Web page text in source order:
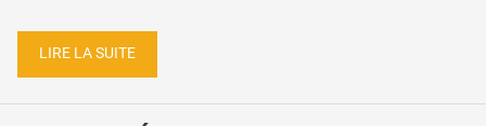
LIRE LA SUITE